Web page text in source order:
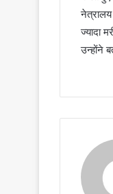
ज्यादा
उन्होंने